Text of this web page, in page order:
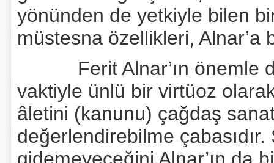
yönünden de yetkiyle bilen
müstesna özellikleri,
Ferit Alnar’ın önemle
vaktiyle ünlü bir virtüoz
âletini (kanunu) çağdaş
değerlendirebilme